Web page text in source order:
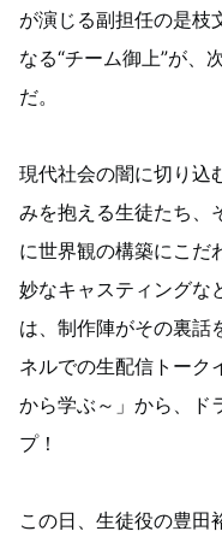
が演じる副担任の是枝
なる“チーム御上”が、
だ。
現代社会の闇に切り込
みを抱える生徒たち、
に世界観の構築にこだ
妙なキャスティングな
は、制作陣がその裏話
ネルでの生配信トー
から学ぶ～」から、ド
プ！
この日、生徒役の豊田